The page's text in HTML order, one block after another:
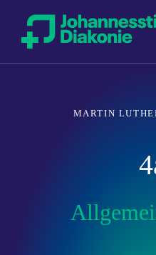
MARTIN